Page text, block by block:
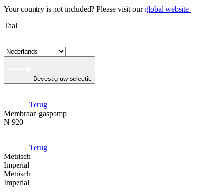
Your country is not included? Please visit our global website
Taal
Bevestig uw selectie
Terug
Membraan gaspomp
N 920
Terug
Metrisch
Imperial
Metrisch
Imperial